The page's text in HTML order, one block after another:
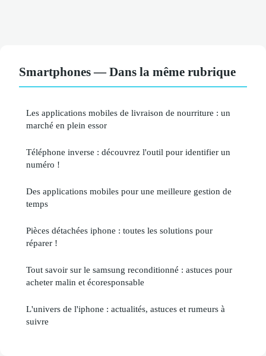
Smartphones — Dans la même rubrique
Les applications mobiles de livraison de nourriture : un
marché en plein essor
Téléphone inverse : découvrez l'outil pour identifier un
numéro !
Des applications mobiles pour une meilleure gestion de
temps
Pièces détachées iphone : toutes les solutions pour
réparer !
Tout savoir sur le samsung reconditionné : astuces pour
acheter malin et écoresponsable
L'univers de l'iphone : actualités, astuces et rumeurs à
suivre